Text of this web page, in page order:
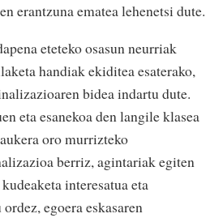
erantzuna ematea lehenetsi dute.
eteteko osasun neurriak
handiak ekiditea esaterako,
bidea indartu dute.
eta esanekoa den langile klasea
oro murrizteko
berriz, agintariak egiten
interesatua eta
egoera eskasaren